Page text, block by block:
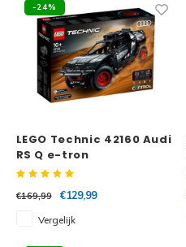
-24%
LEGO Technic 42160 Audi
RS Q e-tron
€169,99
€129,99
Vergelijk